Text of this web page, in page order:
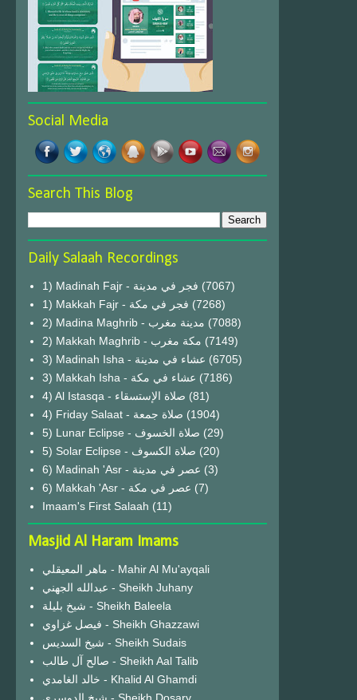
Social Media
Search This Blog
Daily Salaah Recordings
1) Madinah Fajr - فجر في مدينة (7067)
1) Makkah Fajr - فجر في مكة (7268)
2) Madina Maghrib - مدينة مغرب (7088)
2) Makkah Maghrib - مكة مغرب (7149)
3) Madinah Isha - عشاء في مدينة (6705)
3) Makkah Isha - عشاء في مكة (7186)
4) Al Istasqa - صلاة الإستسقاء (81)
4) Friday Salaat - صلاة جمعة (1904)
5) Lunar Eclipse - صلاة الخسوف (29)
(20)
6) Madinah 'Asr - عصر في مدينة (3)
6) Makkah 'Asr - عصر في مكة (7)
Imaam's First Salaah (11)
Masjid Al Haram Imams
ماهر المعيقلي - Mahir Al Mu'ayqali
عبدالله الجهني - Sheikh Juhany
شيخ بليلة - Sheikh Baleela
فيصل غزاوي - Sheikh Ghazzawi
شيخ السديس - Sheikh Sudais
صالح آل طالب - Sheikh Aal Talib
خالد الغامدي - Khalid Al Ghamdi
شيخ الدوسري - Sheikh Dosary